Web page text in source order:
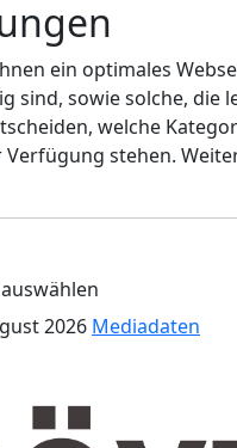
ein optimales
sind, sowie solche,
welche
stehen.
2026 Mediadaten